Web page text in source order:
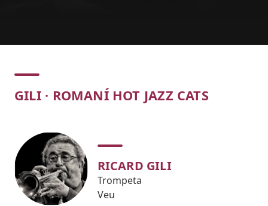
Concert
GILI · ROMANÍ HOT JAZZ CATS
RICARD GILI
Trompeta
Veu